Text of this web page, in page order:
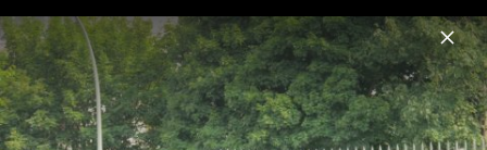
Menu
The Wanted